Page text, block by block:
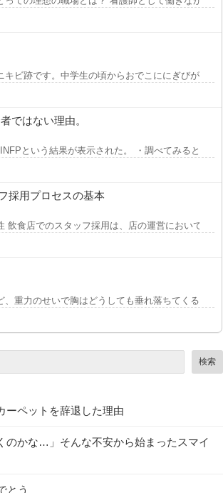
キビ跡です。中学生の頃からおでこににぎびができ
ではない理由。
という結果が表示された。 ・調べてみると、社
採用プロセスの基本
飲食店でのスタッフ採用は、店の運営において極
、重力のせいで胸はどうしても垂れ落ちてくるもの
検索
ーペットを辞退した理由
のかな…」そんな不安から始まったスマイ
とう